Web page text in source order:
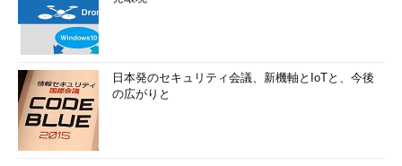
日本発のセキュリティ会議、新機軸とIoTと、今後
の広がりと